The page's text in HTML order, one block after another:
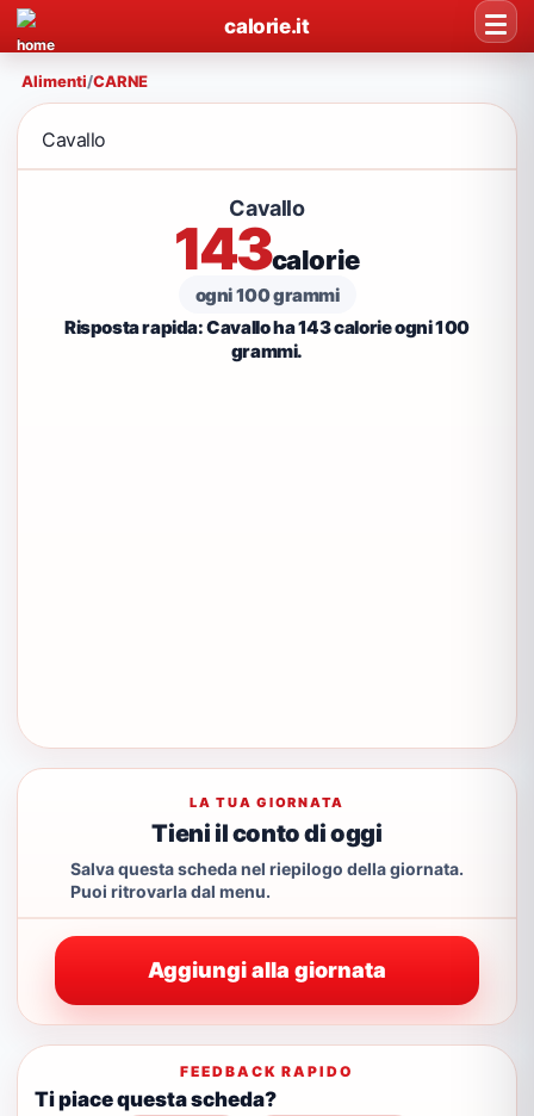
calorie.it
Alimenti/CARNE
Cavallo
Cavallo
143calorie
ogni 100 grammi
Risposta rapida: Cavallo ha 143 calorie ogni 100
grammi.
LA TUA GIORNATA
Tieni il conto di oggi
Salva questa scheda nel riepilogo della giornata.
Puoi ritrovarla dal menu.
Aggiungi alla giornata
FEEDBACK RAPIDO
Ti piace questa scheda?